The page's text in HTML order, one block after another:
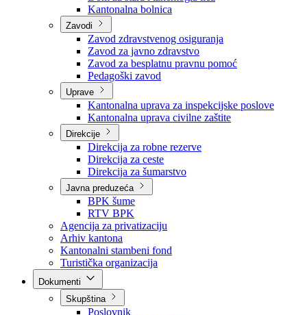
Ustanove
Centar za socijalni rad
Dom za stara i iznemogla lica
Kantonalna bolnica
Zavodi
Zavod zdravstvenog osiguranja
Zavod za javno zdravstvo
Zavod za besplatnu pravnu pomoć
Pedagoški zavod
Uprave
Kantonalna uprava za inspekcijske poslove
Kantonalna uprava civilne zaštite
Direkcije
Direkcija za robne rezerve
Direkcija za ceste
Direkcija za šumarstvo
Javna preduzeća
BPK šume
RTV BPK
Agencija za privatizaciju
Arhiv kantona
Kantonalni stambeni fond
Turistička organizacija